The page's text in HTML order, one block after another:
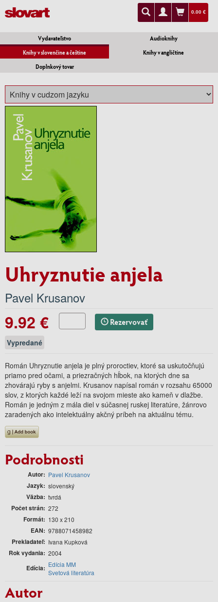
0.00 €
Vydavateľstvo
Audioknihy
Knihy v slovenčine a češtine
Knihy v angličtine
Doplnkový tovar
Uhryznutie anjela
Pavel Krusanov
9.92 € Rezervovať
Vypredané
Román Uhryznutie anjela je plný proroctiev, ktoré sa uskutočňujú
priamo pred očami, a priezračných hĺbok, na ktorých dne sa
zhovárajú ryby s anjelmi. Krusanov napísal román v rozsahu 65000
slov, z ktorých každé leží na svojom mieste ako kameň v dlažbe.
Román je jedným z mála diel v súčasnej ruskej literatúre, žánrovo
zaradených ako intelektuálny akčný príbeh na aktuálnu tému.
Podrobnosti
Autor Pavel Krusanov
Jazyk slovenský
Väzba tvrdá
Počet strán 272
Formát 130 x 210
EAN 9788071458982
Prekladateľ Ivana Kupková
Rok vydania 2004
Edícia
Edícia MM
Svetová literatúra
Autor